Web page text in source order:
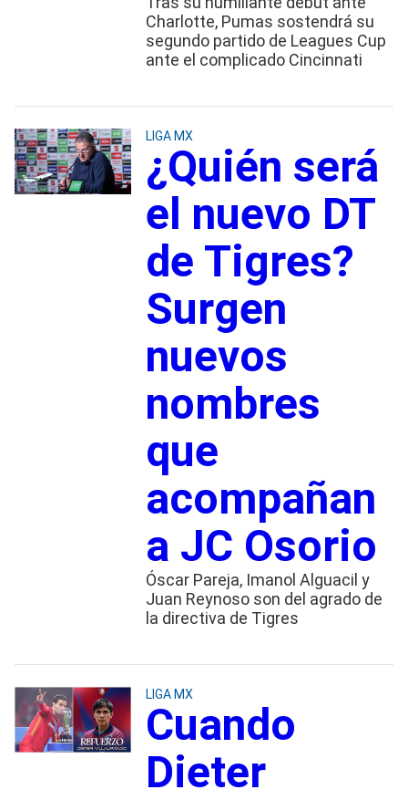
Charlotte, Pumas sostendrá su
segundo partido de Leagues Cup
ante el complicado Cincinnati
LIGA MX
¿Quién será
el nuevo DT
de Tigres?
Surgen
nuevos
nombres
que
acompañan
a JC Osorio
Óscar Pareja, Imanol Alguacil y
Juan Reynoso son del agrado de
la directiva de Tigres
LIGA MX
Cuando
Dieter